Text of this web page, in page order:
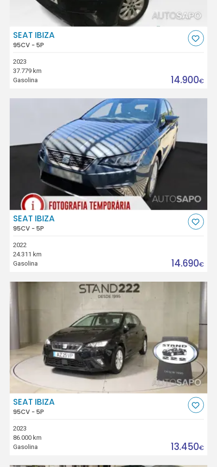
SEAT IBIZA
95CV - 5P
2023
37.779 km
Gasolina
14.900€
SEAT IBIZA
95CV - 5P
2022
24.311 km
Gasolina
14.690€
SEAT IBIZA
95CV - 5P
2023
86.000 km
Gasolina
13.450€